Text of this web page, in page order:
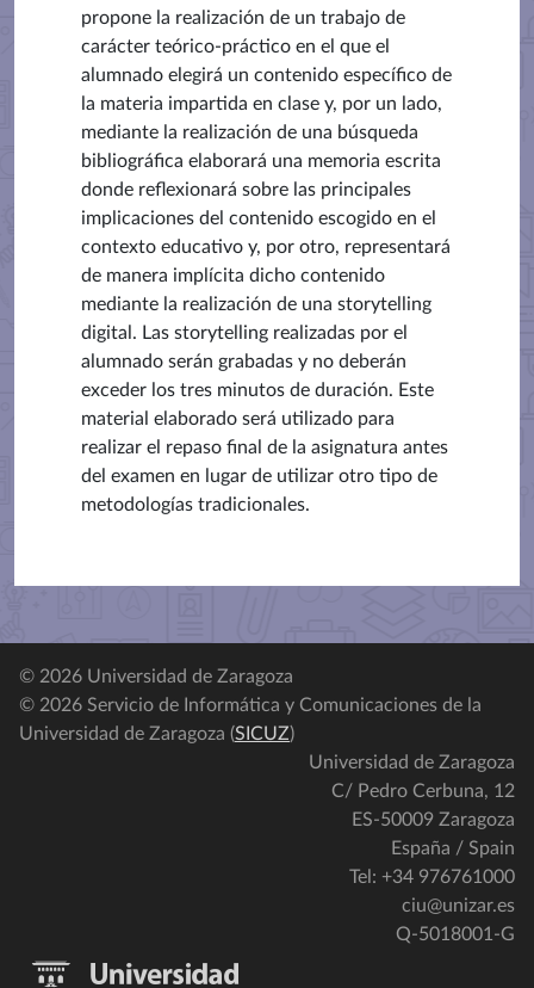
propone la realización de un trabajo de
carácter teórico-práctico en el que el
alumnado elegirá un contenido específico de
la materia impartida en clase y, por un lado,
mediante la realización de una búsqueda
bibliográfica elaborará una memoria escrita
donde reflexionará sobre las principales
implicaciones del contenido escogido en el
contexto educativo y, por otro, representará
de manera implícita dicho contenido
mediante la realización de una storytelling
digital. Las storytelling realizadas por el
alumnado serán grabadas y no deberán
exceder los tres minutos de duración. Este
material elaborado será utilizado para
realizar el repaso final de la asignatura antes
del examen en lugar de utilizar otro tipo de
metodologías tradicionales.
© 2026 Universidad de Zaragoza
© 2026 Servicio de Informática y Comunicaciones de la
Universidad de Zaragoza (SICUZ)
Universidad de Zaragoza
C/ Pedro Cerbuna, 12
ES-50009 Zaragoza
España / Spain
Tel: +34 976761000
ciu@unizar.es
Q-5018001-G